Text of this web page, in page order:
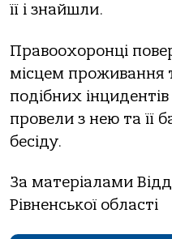
її і знайшли.
Правоохоронці
місцем проживання
подібних
провели з нею та її
бесіду.
За матеріалами
Рівненської області